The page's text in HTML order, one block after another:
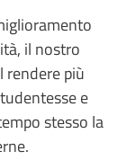
il nostro
rendere più
e
stesso la